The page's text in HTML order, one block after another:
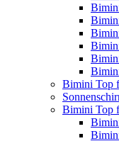
Bimini Top
Bimini Top